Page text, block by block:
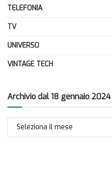
TELEFONIA
TV
UNIVERSO
VINTAGE TECH
Archivio dal 18 gennaio 2024
Archivio